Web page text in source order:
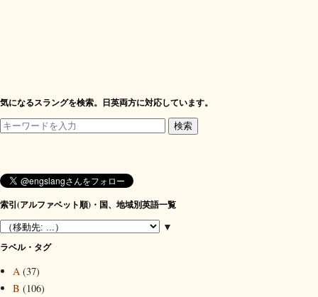
気になるスラングを検索。日英両方に対応しています。
索引(アルファベット順)・国、地域別英語一覧
▼
ラベル・タグ
A (37)
B (106)